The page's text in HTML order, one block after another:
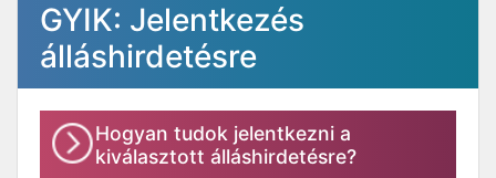
GYIK: Jelentkezés
álláshirdetésre
Hogyan tudok jelentkezni a
kiválasztott álláshirdetésre?